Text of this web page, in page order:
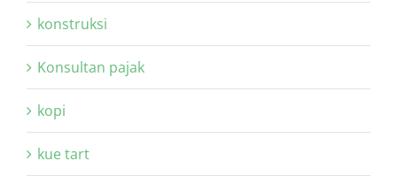
konstruksi
Konsultan pajak
kopi
kue tart